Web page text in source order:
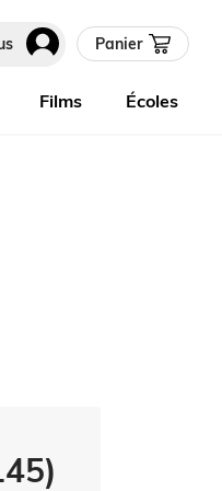
Panier
Films Écoles